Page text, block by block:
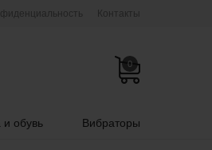
Контакты
0
обувь Вибраторы